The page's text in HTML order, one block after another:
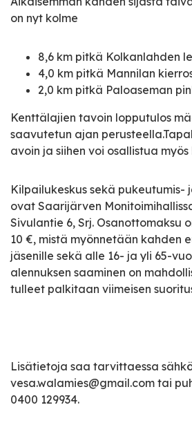
on nyt kolme
8,6 km pitkä Kolkanlahden
4,0 km pitkä Mannilan
2,0 km pitkä Paloaseman
Kenttälajien tavoin lopputulos
saavutetun ajan
avoin ja siihen voi osallistua
Kilpailukeskus sekä pukeutumis-
ovat Saarijärven
Sivulantie 6, Srj. Osanottomaksu
10 €, mistä myönnetään kahden
jäsenille sekä alle 16- ja yli 65-
alennuksen saaminen on
tulleet palkitaan viimeisen
Lisätietoja saa tarvittaessa
vesa.walamies@gmail.com tai
0400 129934.